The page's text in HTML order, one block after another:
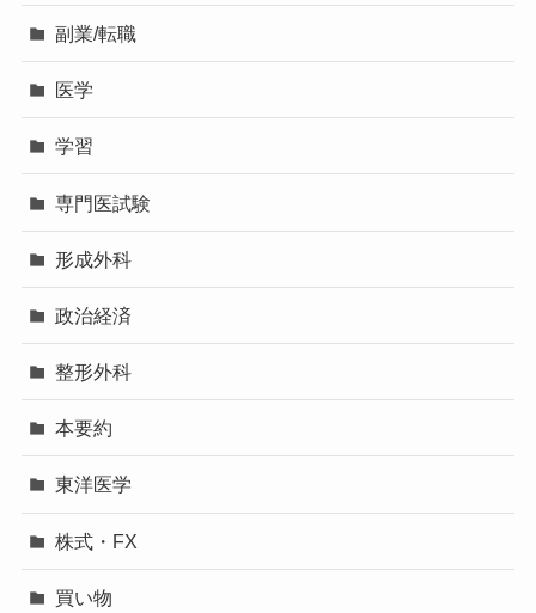
副業/転職
医学
学習
専門医試験
形成外科
政治経済
整形外科
本要約
東洋医学
株式・FX
買い物